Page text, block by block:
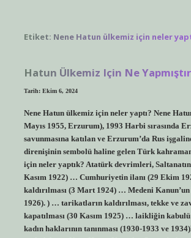
Etiket: Nene Hatun ülkemiz için neler
Hatun Ülkemiz Için Ne Yapmıştır
Tarih: Ekim 6, 2024
Nene Hatun ülkemiz için neler yaptı? Nene
Mayıs 1955, Erzurum), 1993 Harbi sırasında
savunmasına katılan ve Erzurum’da Rus
direnişinin sembolü haline gelen Türk
için neler yaptık? Atatürk devrimleri, Saltanatın
Kasım 1922) … Cumhuriyetin ilanı (29 Ekim
kaldırılması (3 Mart 1924) … Medeni
1926). ) … tarikatların kaldırılması, tekke ve
kapatılması (30 Kasım 1925) … laikliğin
kadın haklarının tanınması (1930-1933 ve